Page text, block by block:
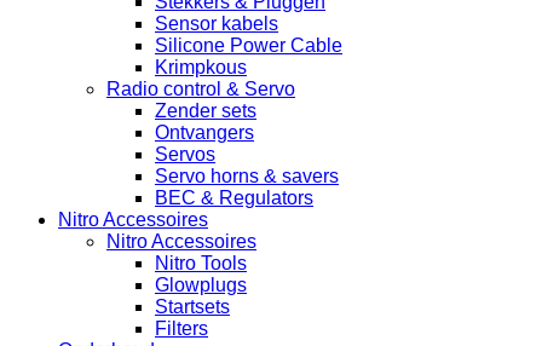
Sensor kabels
Silicone Power Cable
Krimpkous
Radio control & Servo
Zender sets
Ontvangers
Servos
Servo horns & savers
BEC & Regulators
Nitro Accessoires
Nitro Accessoires
Nitro Tools
Glowplugs
Startsets
Filters